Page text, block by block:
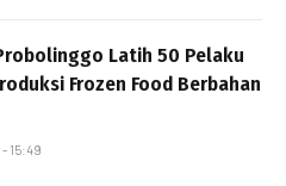
Latih 50 Pelaku
Frozen Food Berbahan
15:49